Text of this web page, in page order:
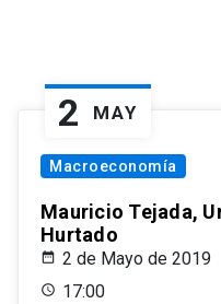
2 MAY
Macroeconomía
Mauricio Tejada,
Hurtado
2 de Mayo de 2019
17:00